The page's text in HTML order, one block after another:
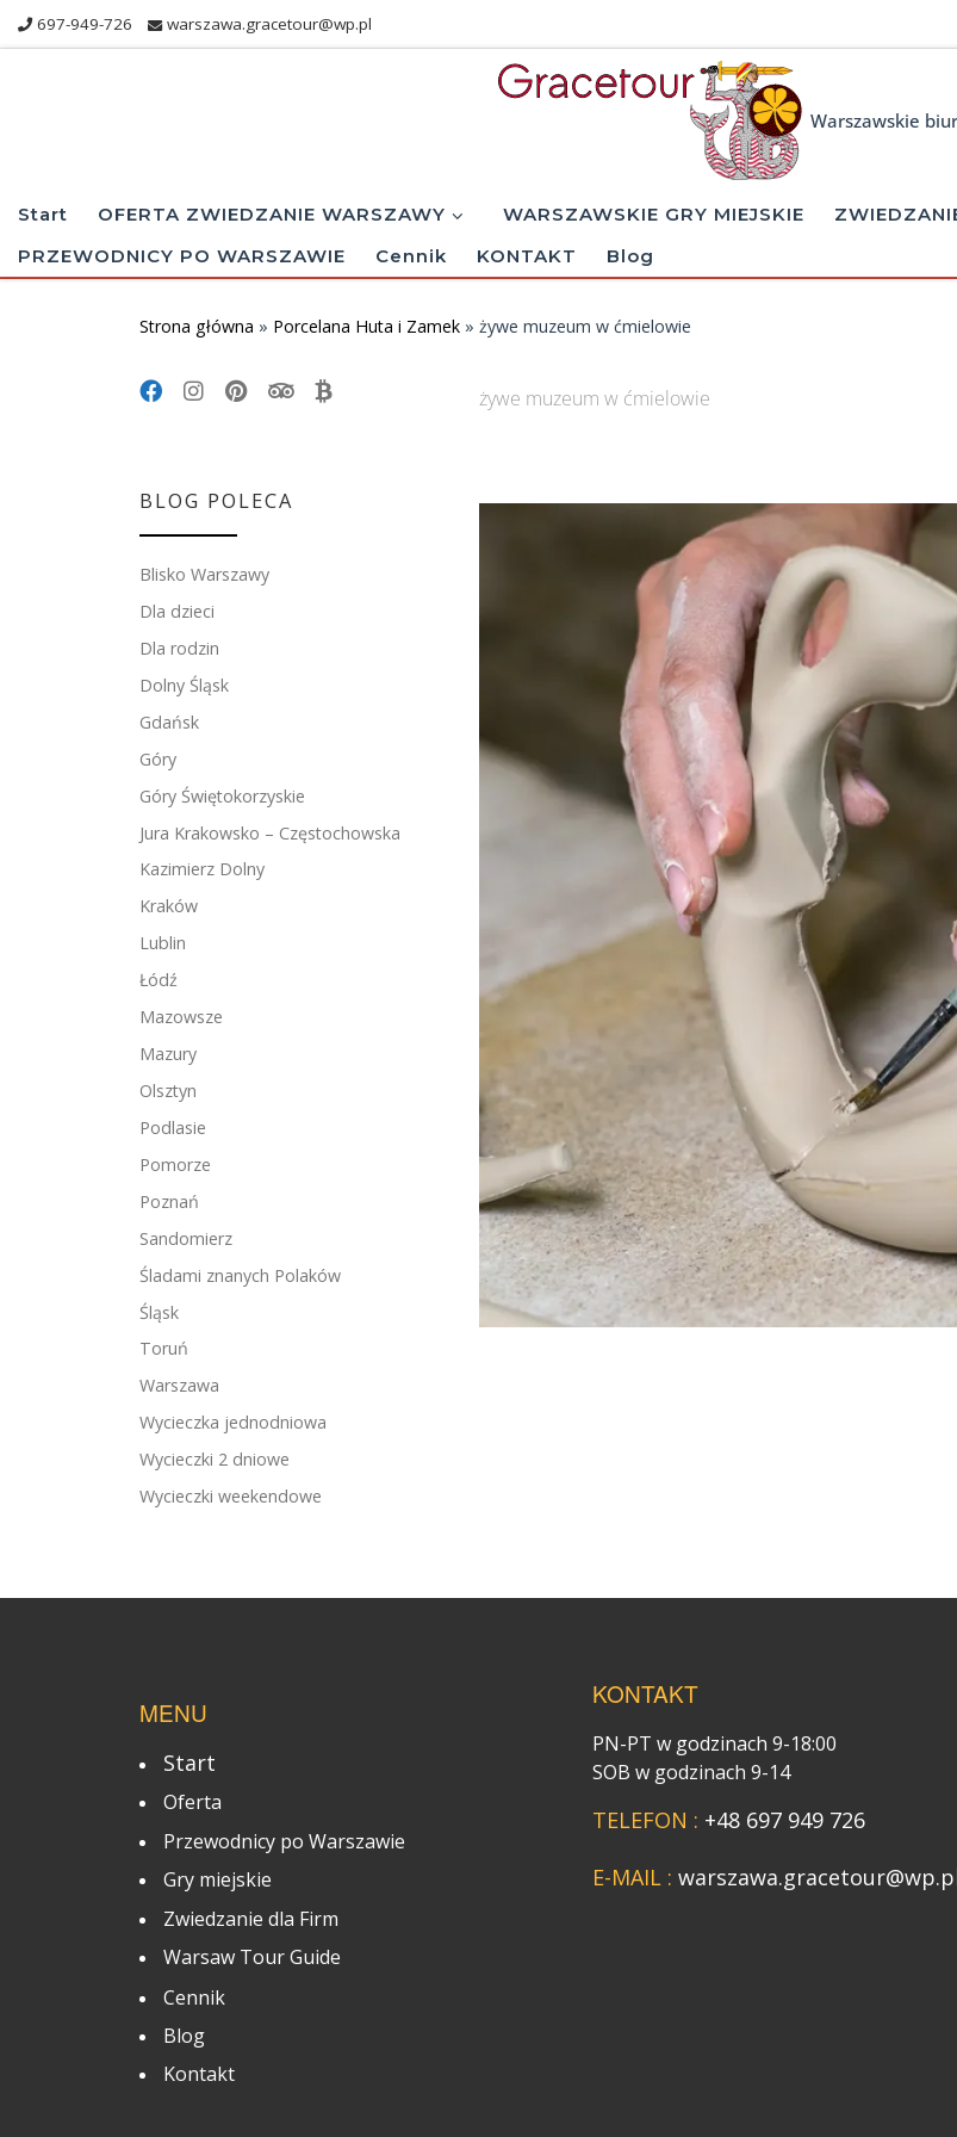
Skip to content
697-949-726 warszawa.gracetour@wp.pl
Warszawskie
Start OFERTA ZWIEDZANIE WARSZAWY WARSZAWSKIE GRY MIEJSKIE
PRZEWODNICY PO WARSZAWIE
Cennik KONTAKT Blog
Strona główna » Porcelana Huta i Zamek » żywe muzeum w ćmielowie
żywe muzeum w ćmielowie
BLOG POLECA
Blisko Warszawy
Dla dzieci
Dla rodzin
Dolny Śląsk
Gdańsk
Góry
Góry Świętokorzyskie
Jura Krakowsko – Częstochowska
Kazimierz Dolny
Kraków
Lublin
Łódź
Mazowsze
Mazury
Olsztyn
Podlasie
Pomorze
Poznań
Sandomierz
Śladami znanych Polaków
Śląsk
Toruń
Warszawa
Wycieczka jednodniowa
Wycieczki 2 dniowe
Wycieczki weekendowe
MENU
Start
Oferta
Przewodnicy po Warszawie
Gry miejskie
Zwiedzanie dla Firm
Warsaw Tour Guide
Cennik
Blog
Kontakt
KONTAKT
PN-PT w godzinach 9-18:00
SOB w godzinach 9-14
TELEFON : +48 697 949 726
E-MAIL :